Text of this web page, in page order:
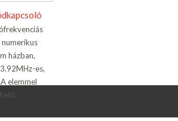
házban,
es,
elemmel